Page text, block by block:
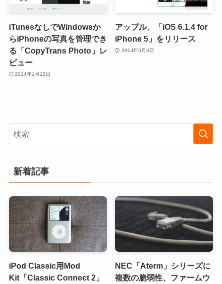
iTunesなしでWindowsか
らiPhoneの写真を管理でき
る「CopyTrans Photo」レ
ビュー
2014年1月13日
アップル、「iOS 6.1.4 for
iPhone 5」をリリース
2013年5月3日
新着記事
iPod Classic用Mod
Kit「Classic Connect 2」
NEC「Aterm」シリーズに
複数の脆弱性、ファームウ